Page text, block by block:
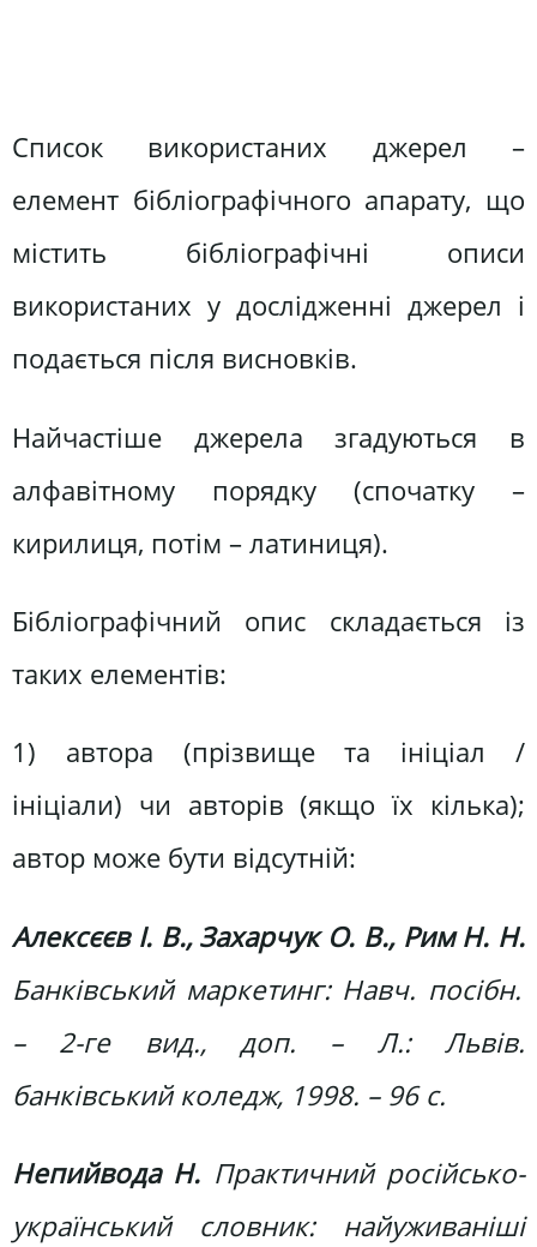
Список використаних джерел –
елемент бібліографічного апарату, що
містить бібліографічні описи
використаних у дослідженні джерел і
подається після висновків.
Найчастіше джерела згадуються в
алфавітному порядку (спочатку –
кирилиця, потім – латиниця).
Бібліографічний опис складається із
таких елементів:
1) автора (прізвище та ініціал /
ініціали) чи авторів (якщо їх кілька);
автор може бути відсутній:
Алексєєв І. В., Захарчук О. В., Рим Н. Н.
Банківський маркетинг: Навч. посібн.
– 2-ге вид., доп. – Л.: Львів.
банківський коледж, 1998. – 96 с.
Непийвода Н. Практичний російсько-
український словник: найуживаніші